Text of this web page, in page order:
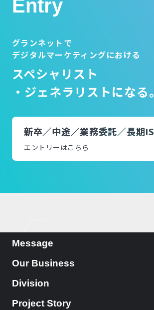
Entry
グランネットで
デジタルマーケティングにおける
スペシャリスト
・ジェネラリストになる。
新卒／中途／業務委託／長期IS
エントリーはこちら
Message
Our Business
Division
Project Story